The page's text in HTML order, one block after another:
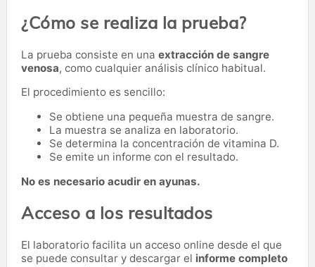
¿Cómo se realiza la prueba?
La prueba consiste en una extracción de sangre
venosa, como cualquier análisis clínico habitual.
El procedimiento es sencillo:
Se obtiene una pequeña muestra de sangre.
La muestra se analiza en laboratorio.
Se determina la concentración de vitamina D.
Se emite un informe con el resultado.
No es necesario acudir en ayunas.
Acceso a los resultados
El laboratorio facilita un acceso online desde el que
se puede consultar y descargar el informe completo